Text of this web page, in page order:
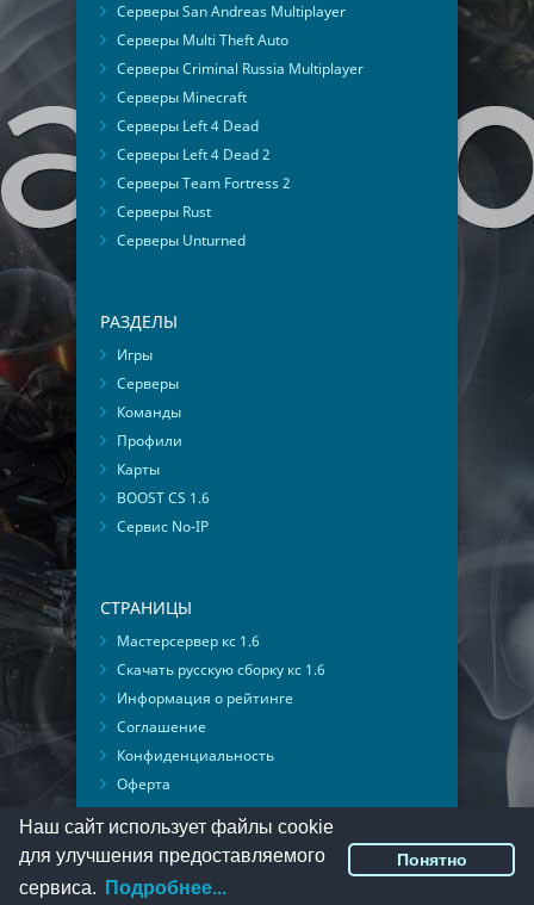
Серверы San Andreas Multiplayer
Серверы Multi Theft Auto
Серверы Criminal Russia Multiplayer
Серверы Minecraft
Серверы Left 4 Dead
Серверы Left 4 Dead 2
Серверы Team Fortress 2
Серверы Rust
Серверы Unturned
РАЗДЕЛЫ
Игры
Серверы
Команды
Профили
Карты
BOOST CS 1.6
Сервис No-IP
СТРАНИЦЫ
Мастерсервер кс 1.6
Скачать русскую сборку кс 1.6
Информация о рейтинге
Соглашение
Конфиденциальность
Оферта
Мониторинг ВКонтакте
© 2016-2026 Мы ВКонтакте
Наш сайт использует файлы cookie
для улучшения предоставляемого
сервиса.
Подробнее...
Понятно